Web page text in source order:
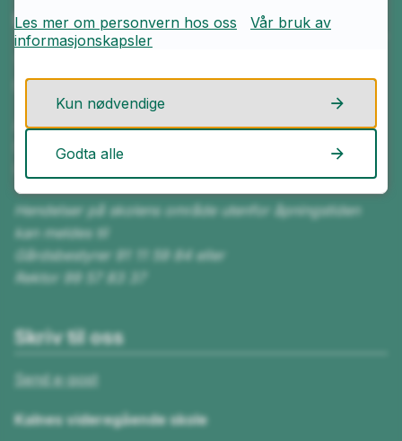
Ring oss
69 13 60 00
Åpningstider
Mandag–fredag kl. 08.00–15.30
Hendelser på skolens område utenfor åpningstiden
kan meldes til
Gårdsbestyrer 91 11 59 84 eller
Rektor 99 57 83 37
Skriv til oss
Send e-post
Kalnes videregående skole
Les mer om personvern hos oss
Vår bruk av
informasjonskapsler
Kun nødvendige
Godta alle